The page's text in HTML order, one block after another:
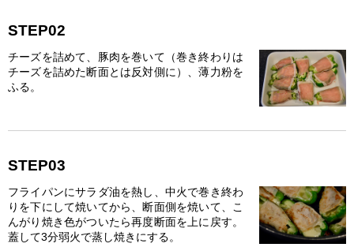
STEP02
チーズを詰めて、豚肉を巻いて（巻き終わりは
チーズを詰めた断面とは反対側に）、薄力粉を
ふる。
STEP03
フライパンにサラダ油を熱し、中火で巻き終わ
りを下にして焼いてから、断面側を焼いて、こ
んがり焼き色がついたら再度断面を上に戻す。
蓋して3分弱火で蒸し焼きにする。